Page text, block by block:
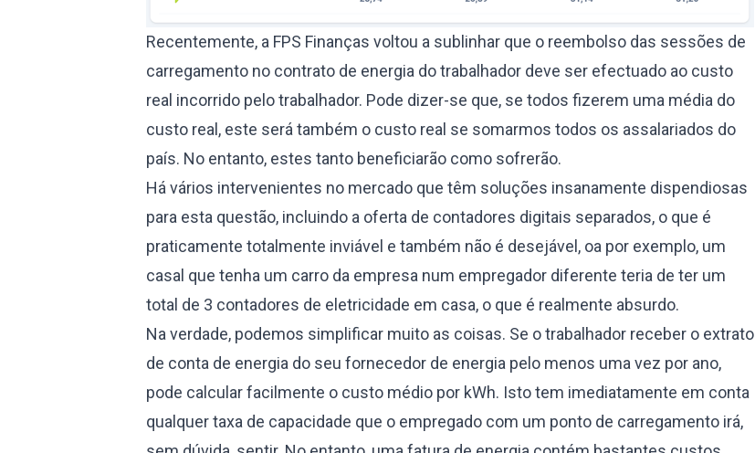
Recentemente, a FPS Finanças voltou a sublinhar que o reembolso das sessões de
carregamento no contrato de energia do trabalhador deve ser efectuado ao custo
real incorrido pelo trabalhador. Pode dizer-se que, se todos fizerem uma média do
custo real, este será também o custo real se somarmos todos os assalariados do
país. No entanto, estes tanto beneficiarão como sofrerão.
Há vários intervenientes no mercado que têm soluções insanamente dispendiosas
para esta questão, incluindo a oferta de contadores digitais separados, o que é
praticamente totalmente inviável e também não é desejável, oa por exemplo, um
casal que tenha um carro da empresa num empregador diferente teria de ter um
total de 3 contadores de eletricidade em casa, o que é realmente absurdo.
Na verdade, podemos simplificar muito as coisas. Se o trabalhador receber o extrato
de conta de energia do seu fornecedor de energia pelo menos uma vez por ano,
pode calcular facilmente o custo médio por kWh. Isto tem imediatamente em conta
qualquer taxa de capacidade que o empregado com um ponto de carregamento irá,